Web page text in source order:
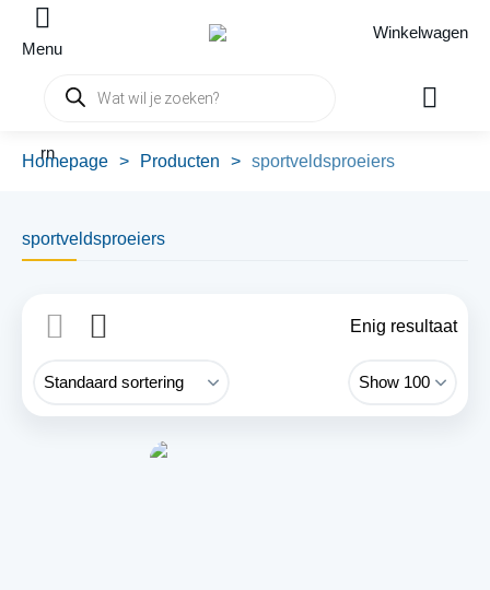
Menu
Winkelwagen
Producten
zoeken
rn
Homepage > Producten > sportveldsproeiers
sportveldsproeiers
Enig resultaat